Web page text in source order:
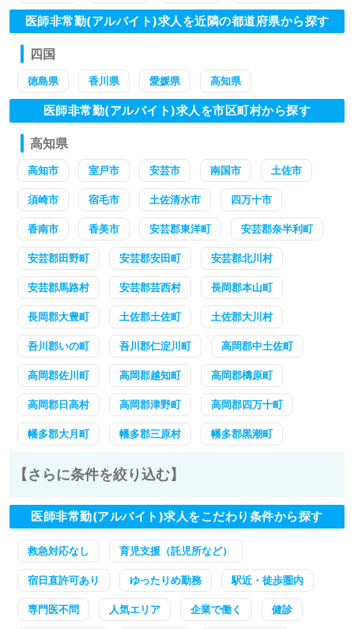
医師非常勤(アルバイト)求人を近隣の都道府県から探す
四国
徳島県 香川県 愛媛県 高知県
医師非常勤(アルバイト)求人を市区町村から探す
高知県
高知市 室戸市 安芸市 南国市 土佐市
須崎市 宿毛市 土佐清水市 四万十市
香南市 香美市 安芸郡東洋町 安芸郡奈半利町
安芸郡田野町 安芸郡安田町 安芸郡北川村
安芸郡馬路村 安芸郡芸西村 長岡郡本山町
長岡郡大豊町 土佐郡土佐町 土佐郡大川村
吾川郡いの町 吾川郡仁淀川町 高岡郡中土佐町
高岡郡佐川町 高岡郡越知町 高岡郡檮原町
高岡郡日高村 高岡郡津野町 高岡郡四万十町
幡多郡大月町 幡多郡三原村 幡多郡黒潮町
【さらに条件を絞り込む】
医師非常勤(アルバイト)求人をこだわり条件から探す
救急対応なし 育児支援（託児所など）
宿日直許可あり ゆったりめ勤務 駅近・徒歩圏内
専門医不問 人気エリア 企業で働く 健診